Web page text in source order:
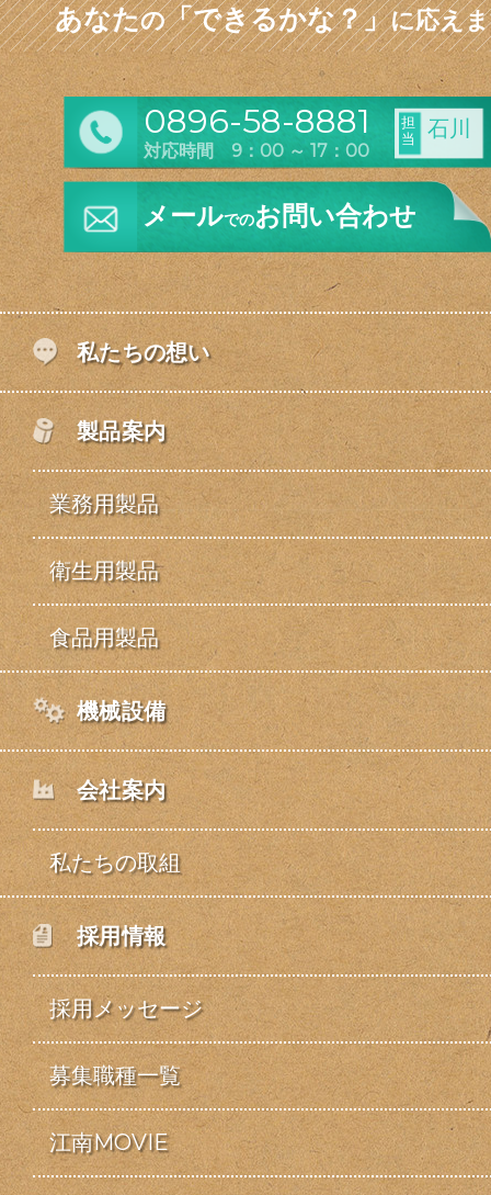
あなたの「できるかな？」に応え
0896-58-8881
対応時間 9：00 ～ 17：00
担
当
石川
メールでのお問い合わせ
私たちの想い
製品案内
業務用製品
衛生用製品
食品用製品
機械設備
会社案内
私たちの取組
採用情報
採用メッセージ
募集職種一覧
江南MOVIE